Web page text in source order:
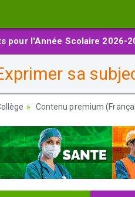
pour l'Année Scolaire 2026-
sa
Contenu premium